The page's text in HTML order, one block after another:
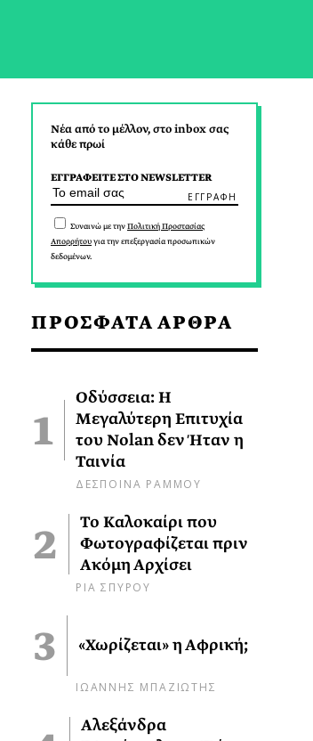
Νέα από το μέλλον, στο inbox σας
κάθε πρωί
ΕΓΓΡΑΦΕΙΤΕ ΣΤΟ NEWSLETTER
Συναινώ με τηνΠολιτική Προστασίας
Απορρήτουγια την επεξεργασία προσωπικών
δεδομένων.
ΠΡΟΣΦΑΤΑ ΑΡΘΡΑ
Οδύσσεια: Η
Μεγαλύτερη Επιτυχία
του Nolan δεν Ήταν η
Ταινία
ΔΕΣΠΟΙΝΑ ΡΑΜΜΟΥ
Το Καλοκαίρι που
Φωτογραφίζεται πριν
Ακόμη Αρχίσει
ΡΙΑ ΣΠΥΡΟΥ
«Χωρίζεται» η Αφρική;
ΙΩΑΝΝΗΣ ΜΠΑΖΙΩΤΗΣ
Αλεξάνδρα